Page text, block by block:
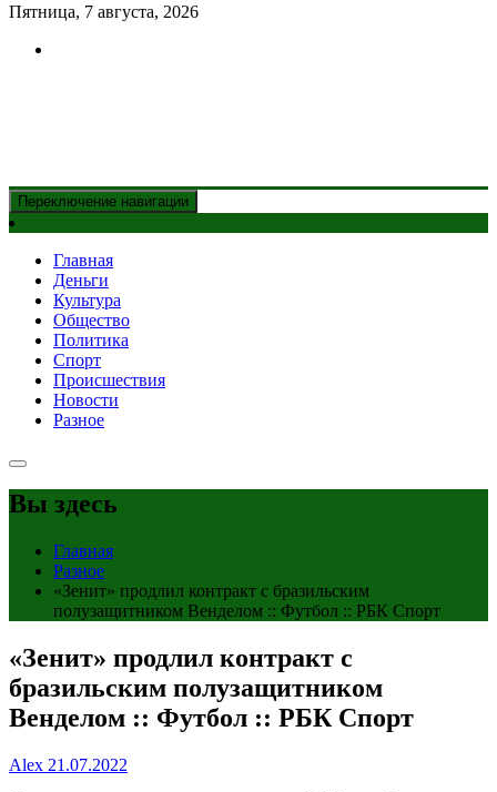
Пятница, 7 августа, 2026
Переключение навигации
Главная
Деньги
Культура
Общество
Политика
Спорт
Происшествия
Новости
Разное
Вы здесь
Главная
Разное
«Зенит» продлил контракт с бразильским
полузащитником Венделом :: Футбол :: РБК Спорт
«Зенит» продлил контракт с
бразильским полузащитником
Венделом :: Футбол :: РБК Спорт
Alex 21.07.2022